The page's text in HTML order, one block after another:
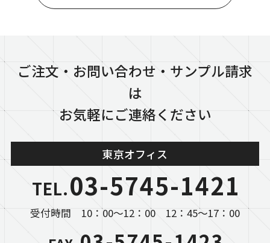
ご注文・お問い合わせ・サンプル請求
は
お気軽にご連絡ください
東京オフィス
TEL.03-5745-1421
受付時間 10：00～12：00 12：45～17：00